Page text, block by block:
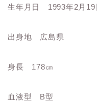
生年月日 1993年2月19
出身地 広島県
身長 178㎝
血液型 B型